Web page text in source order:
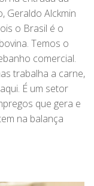
Geraldo Alckmin
o Brasil é o
Temos o
comercial.
trabalha a carne,
É um setor
que gera e
na balança